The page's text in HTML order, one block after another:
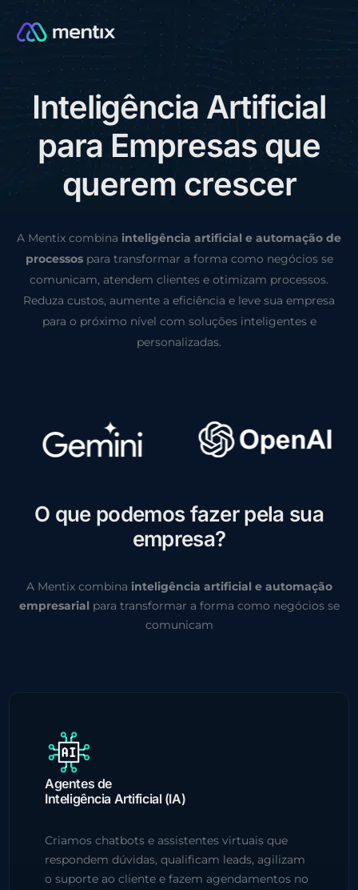
Inteligência Artificial
para Empresas que
querem crescer
A Mentix combina inteligência artificial e automação de
processospara transformar a forma como negócios se
comunicam, atendem clientes e otimizam processos.
Reduza custos, aumente a eficiência e leve sua empresa
para o próximo nível com soluções inteligentes e
personalizadas.
O que podemos fazer pela sua
empresa?
A Mentix combina inteligência artificial e automação
empresarial para transformar a forma como negócios se
comunicam
Agentes de
Inteligência Artificial (IA)
Criamos chatbots e assistentes virtuais que
respondem dúvidas, qualificam leads, agilizam
o suporte ao cliente e fazem agendamentos no
CONSULTORIA GRÁTIS